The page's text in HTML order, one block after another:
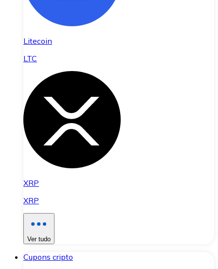
Litecoin
LTC
XRP
XRP
Ver tudo
Cupons cripto